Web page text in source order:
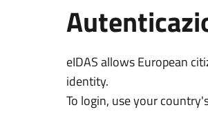
eIDAS allows European
identity.
To login, use your